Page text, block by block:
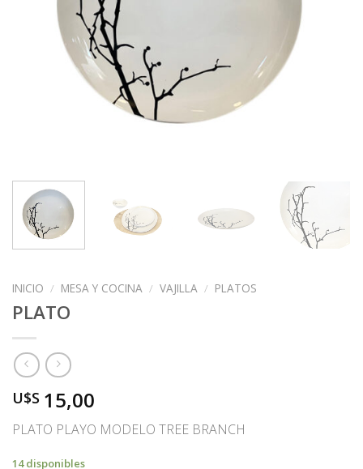
INICIO / MESA Y COCINA / VAJILLA / PLATOS
PLATO
U$S 15,00
PLATO PLAYO MODELO TREE BRANCH
14 disponibles